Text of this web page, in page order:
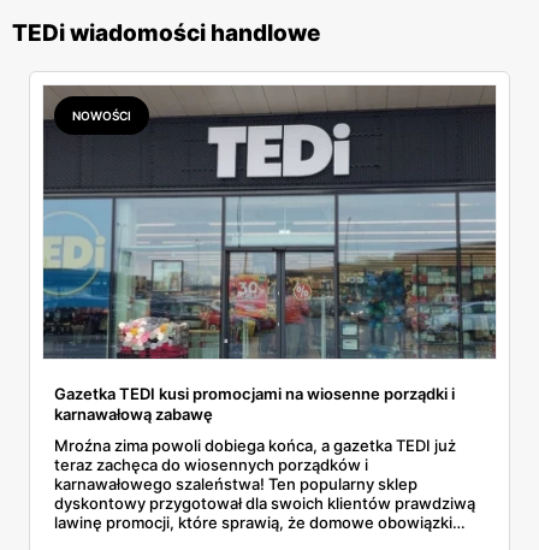
TEDi wiadomości handlowe
NOWOŚCI
Gazetka TEDI kusi promocjami na wiosenne porządki i
karnawałową zabawę
Mroźna zima powoli dobiega końca, a gazetka TEDI już
teraz zachęca do wiosennych porządków i
karnawałowego szaleństwa! Ten popularny sklep
dyskontowy przygotował dla swoich klientów prawdziwą
lawinę promocji, które sprawią, że domowe obowiązki